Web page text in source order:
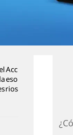
Acc
eso
rios